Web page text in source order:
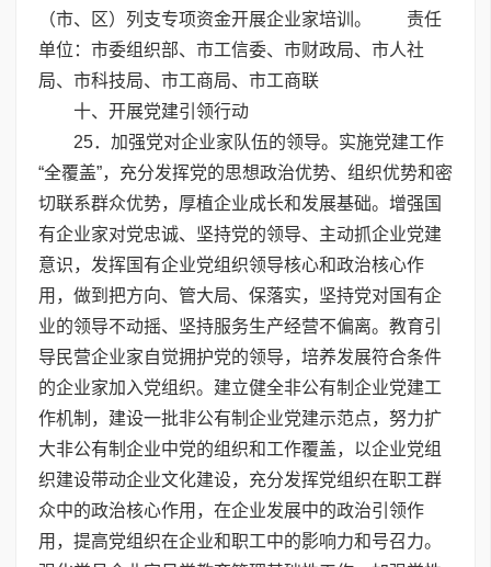
（市、区）列支专项资金开展企业家培训。 责任
单位：市委组织部、市工信委、市财政局、市人社
局、市科技局、市工商局、市工商联
十、开展党建引领行动
25．加强党对企业家队伍的领导。实施党建工作
“全覆盖”，充分发挥党的思想政治优势、组织优势和密
切联系群众优势，厚植企业成长和发展基础。增强国
有企业家对党忠诚、坚持党的领导、主动抓企业党建
意识，发挥国有企业党组织领导核心和政治核心作
用，做到把方向、管大局、保落实，坚持党对国有企
业的领导不动摇、坚持服务生产经营不偏离。教育引
导民营企业家自觉拥护党的领导，培养发展符合条件
的企业家加入党组织。建立健全非公有制企业党建工
作机制，建设一批非公有制企业党建示范点，努力扩
大非公有制企业中党的组织和工作覆盖，以企业党组
织建设带动企业文化建设，充分发挥党组织在职工群
众中的政治核心作用，在企业发展中的政治引领作
用，提高党组织在企业和职工中的影响力和号召力。